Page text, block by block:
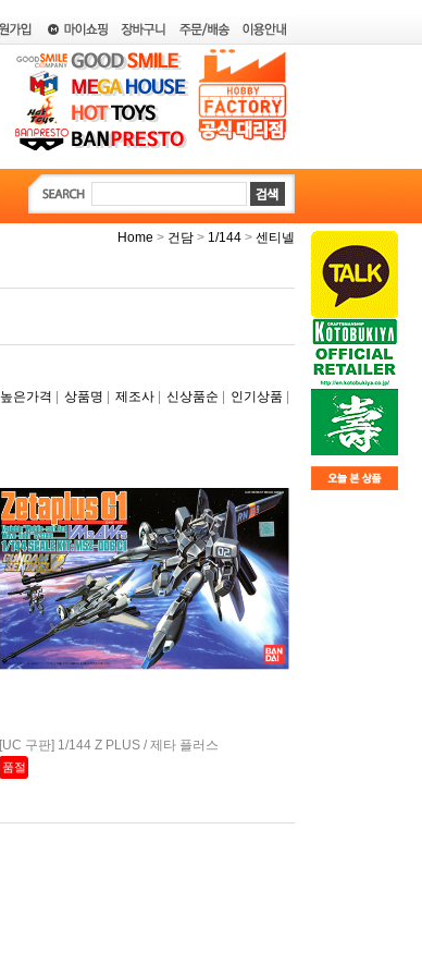
Home > 건담 > 1/144 > 센티넬
높은가격 상품명 제조사 신상품순 인기상품
[UC 구판] 1/144 Z PLUS / 제타 플러스
품절